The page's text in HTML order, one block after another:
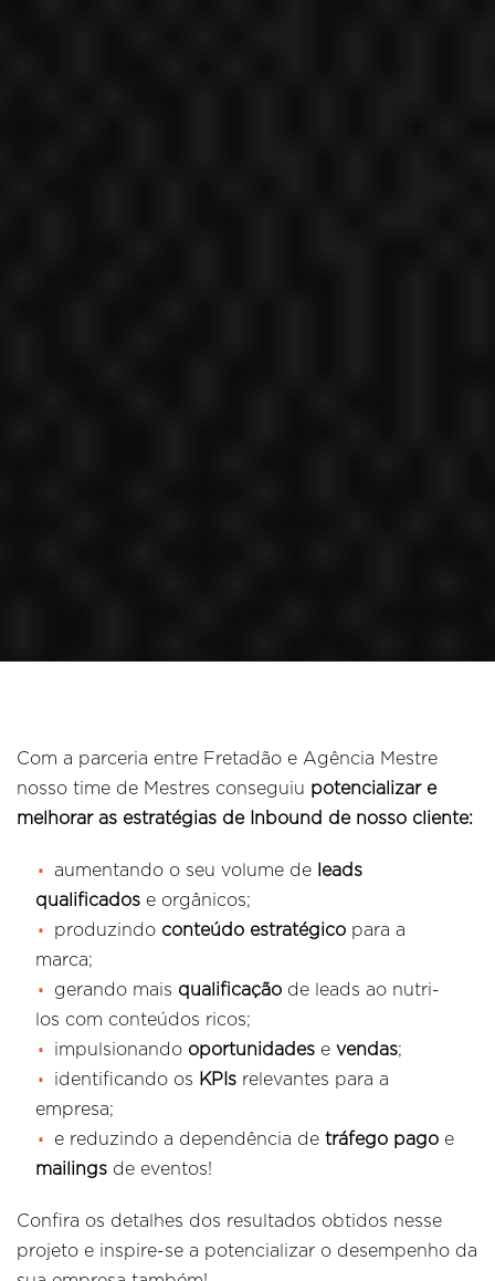
Com a parceria entre Fretadão e Agência Mestre
nosso time de Mestres conseguiu potencializar e
melhorar as estratégias de Inbound de nosso cliente:
aumentando o seu volume de
leads
qualificadose orgânicos;
produzindoconteúdo estratégicopara a
marca;
gerando mais qualificação de leads ao nutri-
los com conteúdos ricos;
impulsionando oportunidades e vendas;
identificando os KPIs relevantes para a
empresa;
e reduzindo a dependência de tráfego pago e
mailings de eventos!
Confira os detalhes dos resultados obtidos nesse
projeto e inspire-se a potencializar o desempenho da